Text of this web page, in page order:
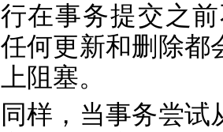
行在事务提交之
任何更新和删除都
上阻塞。
同样，当事务尝